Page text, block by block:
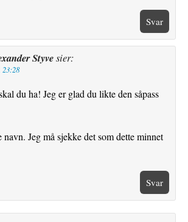
Svar
Styvesier:
23:28
du ha! Jeg er glad du likte den såpass
Jeg må sjekke det som dette minnet
Svar